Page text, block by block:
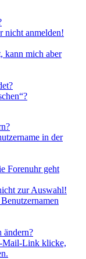
nicht anmelden!
kann mich aber
in der
Forenuhr geht
zur Auswahl!
ändern?
Mail-Link klicke,